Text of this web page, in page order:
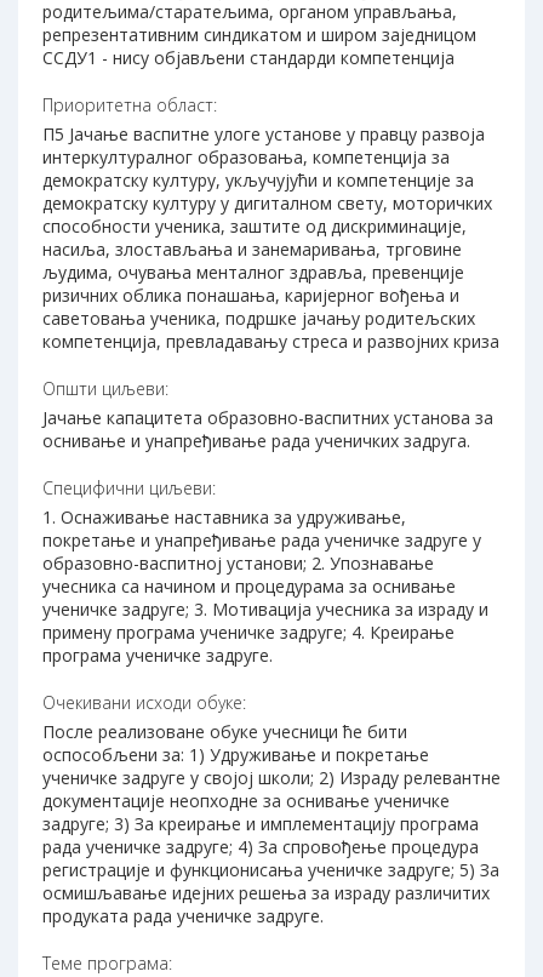
родитељима/старатељима, органом управљања,
репрезентативним синдикатом и широм заједницом
ССДУ1 - нису објављени стандарди компетенција
Приоритетна област:
П5 Јачање васпитне улоге установе у правцу развоја
интеркултуралног образовања, компетенција за
демократску културу, укључујући и компетенције за
демократску културу у дигиталном свету, моторичких
способности ученика, заштите од дискриминације,
насиља, злостављања и занемаривања, трговине
људима, очувања менталног здравља, превенције
ризичних облика понашања, каријерног вођења и
саветовања ученика, подршке јачању родитељских
компетенција, превладавању стреса и развојних криза
Општи циљеви:
Јачање капацитета образовно-васпитних установа за
оснивање и унапређивање рада ученичких задруга.
Специфични циљеви:
1. Оснаживање наставника за удруживање,
покретање и унапређивање рада ученичке задруге у
образовно-васпитној установи; 2. Упознавање
учесника са начином и процедурама за оснивање
ученичке задруге; 3. Мотивација учесника за израду и
примену програма ученичке задруге; 4. Креирање
програма ученичке задруге.
Очекивани исходи обуке:
После реализоване обуке учесници ће бити
оспособљени за: 1) Удруживање и покретање
ученичке задруге у својој школи; 2) Израду релевантне
документације неопходне за оснивање ученичке
задруге; 3) За креирање и имплементацију програма
рада ученичке задруге; 4) За спровођење процедура
регистрације и функционисања ученичке задруге; 5) За
осмишљавање идејних решења за израду различитих
продуката рада ученичке задруге.
Теме програма: